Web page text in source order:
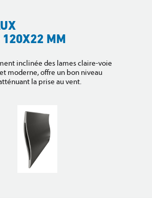
120X22 MM
inclinée des lames claire-voie
moderne, offre un bon niveau
la prise au vent.